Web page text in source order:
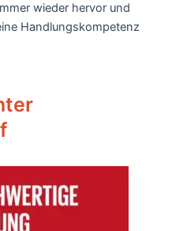
wieder hervor und
Handlungskompetenz